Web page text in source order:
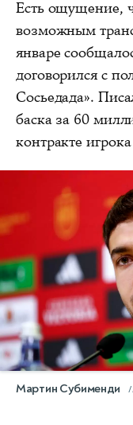
Есть ощущение,
возможным
январе
договорился с
Сосьедада».
баска за 60
контракте
Мартин Субименди